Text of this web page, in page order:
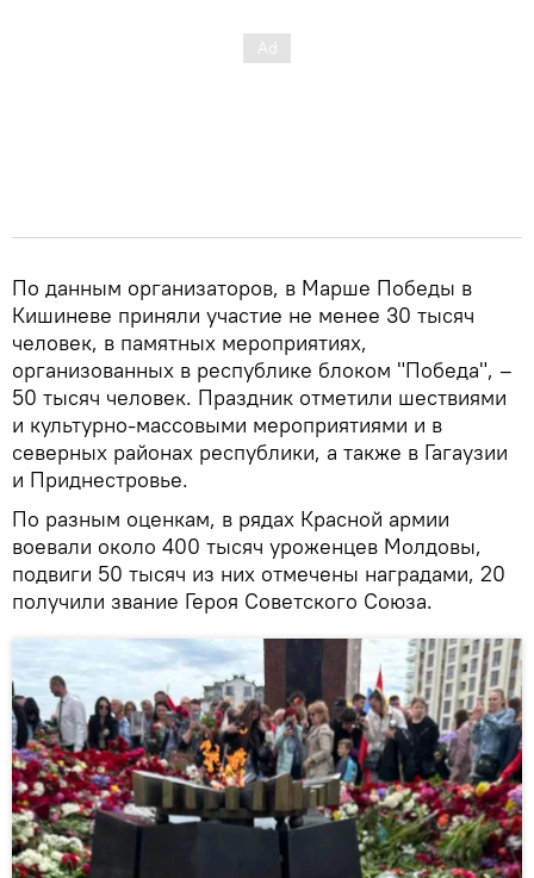
По данным организаторов, в Марше Победы в
Кишиневе приняли участие не менее 30 тысяч
человек, в памятных мероприятиях,
организованных в республике блоком "Победа", –
50 тысяч человек. Праздник отметили шествиями
и культурно-массовыми мероприятиями и в
северных районах республики, а также в Гагаузии
и Приднестровье.
По разным оценкам, в рядах Красной армии
воевали около 400 тысяч уроженцев Молдовы,
подвиги 50 тысяч из них отмечены наградами, 20
получили звание Героя Советского Союза.